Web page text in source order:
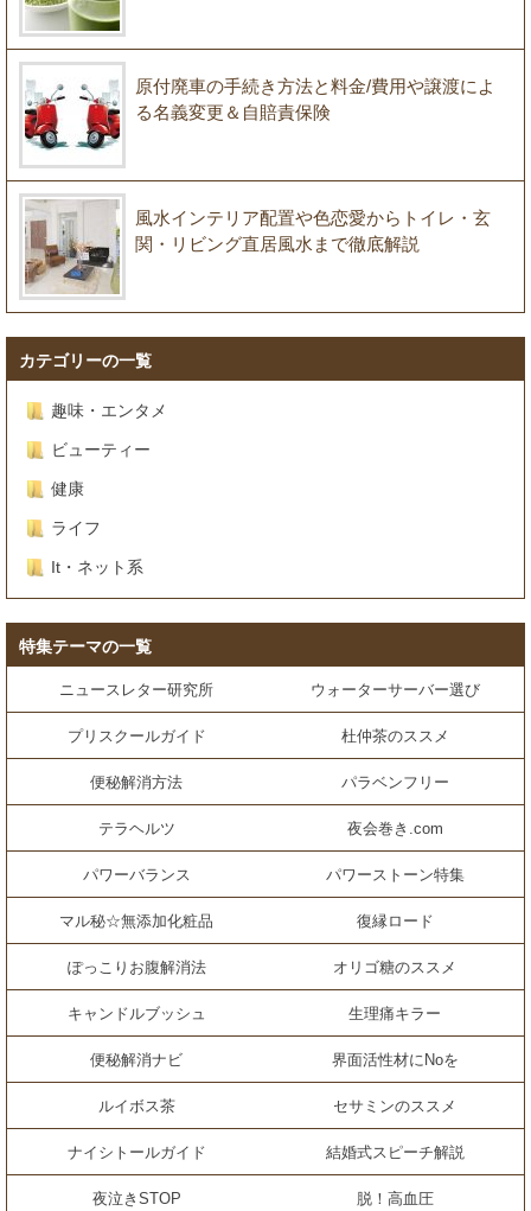
原付廃車の手続き方法と料金/費用や譲渡によ
る名義変更＆自賠責保険
風水インテリア配置や色恋愛からトイレ・玄
関・リビング直居風水まで徹底解説
カテゴリーの一覧
趣味・エンタメ
ビューティー
健康
ライフ
It・ネット系
特集テーマの一覧
ニュースレター研究所 ウォーターサーバー選び
プリスクールガイド 杜仲茶のススメ
便秘解消方法 パラベンフリー
テラヘルツ 夜会巻き.com
パワーバランス パワーストーン特集
マル秘☆無添加化粧品 復縁ロード
ぽっこりお腹解消法 オリゴ糖のススメ
キャンドルブッシュ 生理痛キラー
便秘解消ナビ 界面活性材にNoを
ルイボス茶 セサミンのススメ
ナイシトールガイド 結婚式スピーチ解説
夜泣きSTOP 脱！高血圧